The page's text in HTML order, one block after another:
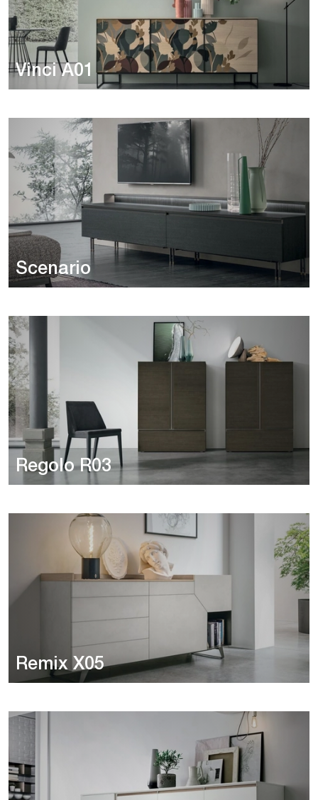
Vinci A01
Scenario
Regolo R03
Remix X05